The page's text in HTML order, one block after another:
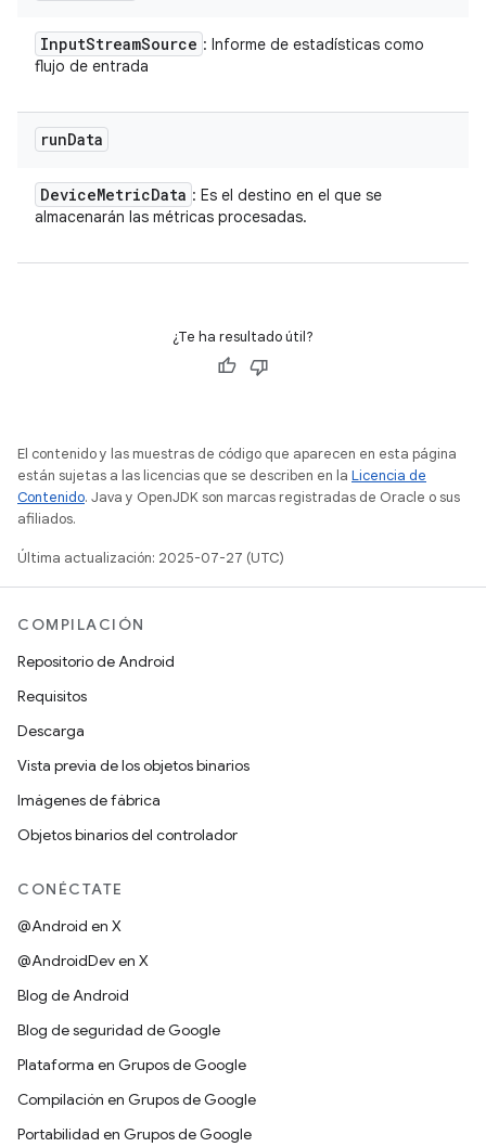
InputStreamSource : Informe de estadísticas como
flujo de entrada
runData
DeviceMetricData : Es el destino en el que se
almacenarán las métricas procesadas.
¿Te ha resultado útil?
El contenido y las muestras de código que aparecen en esta página
están sujetas a las licencias que se describen en la Licencia de
Contenido. Java y OpenJDK son marcas registradas de Oracle o sus
afiliados.
Última actualización: 2025-07-27 (UTC)
COMPILACIÓN
Repositorio de Android
Requisitos
Descarga
Vista previa de los objetos binarios
Imágenes de fábrica
Objetos binarios del controlador
CONÉCTATE
@Android en X
@AndroidDev en X
Blog de Android
Blog de seguridad de Google
Plataforma en Grupos de Google
Compilación en Grupos de Google
Portabilidad en Grupos de Google